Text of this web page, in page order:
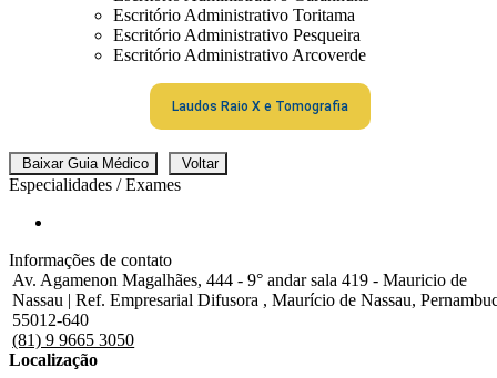
Escritório Administrativo Toritama
Escritório Administrativo Pesqueira
Escritório Administrativo Arcoverde
Laudos Raio X e Tomografia
Baixar Guia Médico Voltar
Especialidades / Exames
Informações de contato
Av. Agamenon Magalhães, 444 - 9° andar sala 419 - Mauricio de
Nassau | Ref. Empresarial Difusora , Maurício de Nassau,
55012-640
(81) 9 9665 3050
Localização